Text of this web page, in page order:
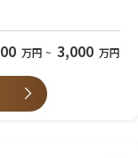
業を中心に、DX推進や
てリードし、経営層や
経験
万円 ~ 3,000 万円